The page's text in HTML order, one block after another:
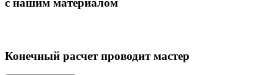
Конечный расчет проводит мастер